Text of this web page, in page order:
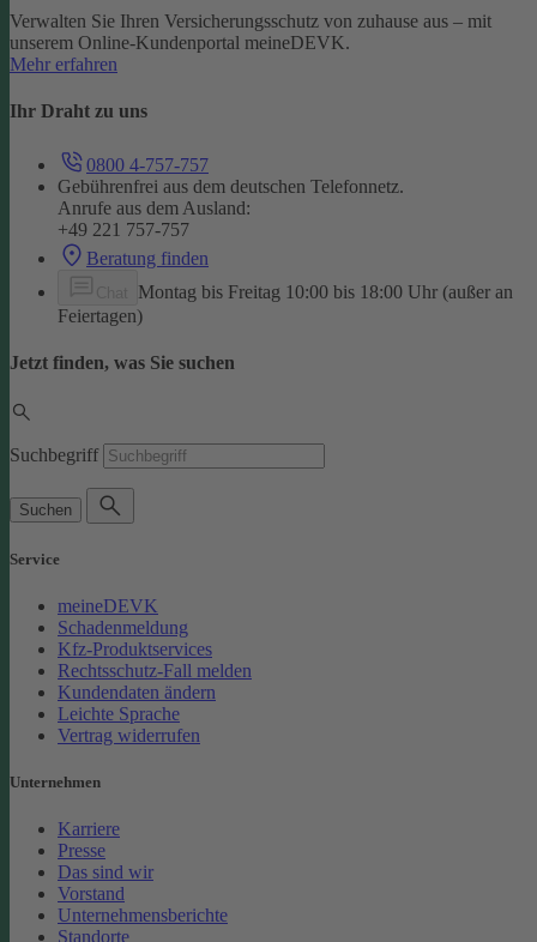
Verwalten Sie Ihren Versicherungsschutz von zuhause aus – mit
unserem Online-Kundenportal meineDEVK.
Mehr erfahren
Ihr Draht zu uns
0800 4-757-757
Gebührenfrei aus dem deutschen Telefonnetz.
Anrufe aus dem Ausland:
+49 221 757-757
Beratung finden
Montag bis Freitag 10:00 bis 18:00 Uhr (außer an
Feiertagen)
Jetzt finden, was Sie suchen
Suchbegriff
Suchen
Service
meineDEVK
Schadenmeldung
Kfz-Produktservices
Rechtsschutz-Fall melden
Kundendaten ändern
Leichte Sprache
Vertrag widerrufen
Unternehmen
Karriere
Presse
Das sind wir
Vorstand
Unternehmensberichte
Standorte